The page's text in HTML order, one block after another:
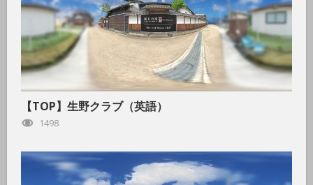
【TOP】生野クラブ（英語）
1498